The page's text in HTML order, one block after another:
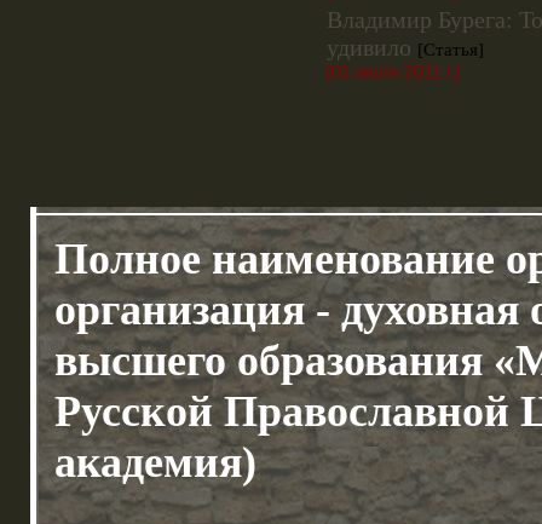
Владимир Бурега:
удивило [Статья]
[01 июля 2011 г.]
Полное наименование
организация - духовная
высшего образования
Русской Православной
академия)